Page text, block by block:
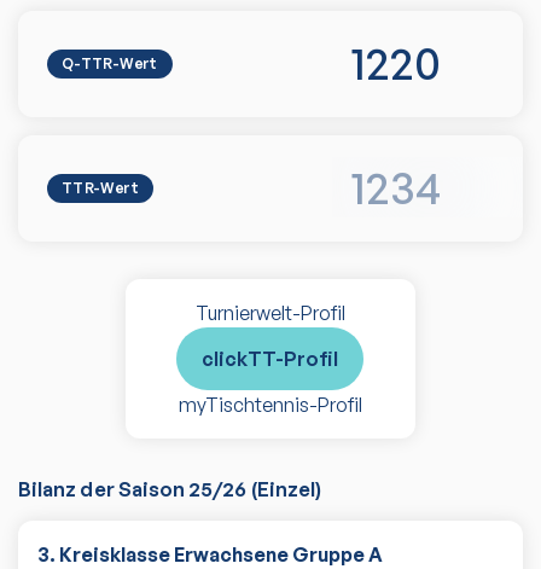
Q-TTR-Wert 1220
TTR-Wert 1234
Turnierwelt-Profil
clickTT-Profil
myTischtennis-Profil
Bilanz der Saison 25/26 (Einzel)
3. Kreisklasse Erwachsene Gruppe A